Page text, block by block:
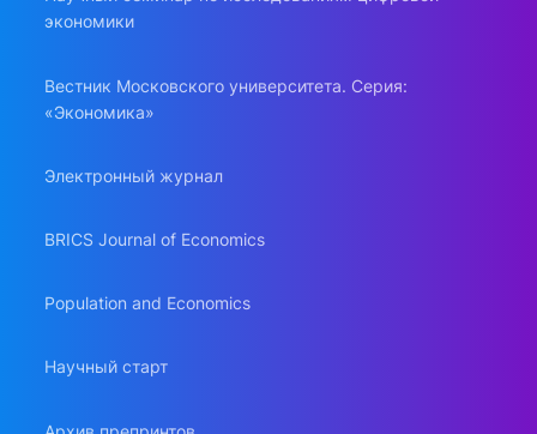
экономики
Вестник Московского университета. Серия:
«Экономика»
Электронный журнал
BRICS Journal of Economics
Population and Economics
Научный старт